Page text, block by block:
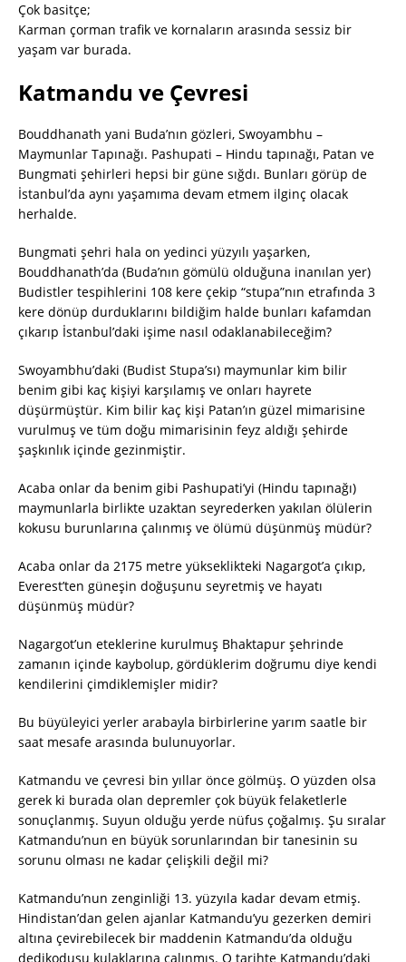
Çok basitçe;
Karman çorman trafik ve kornaların arasında sessiz bir
yaşam var burada.
Katmandu ve Çevresi
Bouddhanath yani Buda’nın gözleri, Swoyambhu –
Maymunlar Tapınağı. Pashupati – Hindu tapınağı, Patan ve
Bungmati şehirleri hepsi bir güne sığdı. Bunları görüp de
İstanbul’da aynı yaşamıma devam etmem ilginç olacak
herhalde.
Bungmati şehri hala on yedinci yüzyılı yaşarken,
Bouddhanath’da (Buda’nın gömülü olduğuna inanılan yer)
Budistler tespihlerini 108 kere çekip “stupa”nın etrafında 3
kere dönüp durduklarını bildiğim halde bunları kafamdan
çıkarıp İstanbul’daki işime nasıl odaklanabileceğim?
Swoyambhu’daki (Budist Stupa’sı) maymunlar kim bilir
benim gibi kaç kişiyi karşılamış ve onları hayrete
düşürmüştür. Kim bilir kaç kişi Patan’ın güzel mimarisine
vurulmuş ve tüm doğu mimarisinin feyz aldığı şehirde
şaşkınlık içinde gezinmiştir.
Acaba onlar da benim gibi Pashupati’yi (Hindu tapınağı)
maymunlarla birlikte uzaktan seyrederken yakılan ölülerin
kokusu burunlarına çalınmış ve ölümü düşünmüş müdür?
Acaba onlar da 2175 metre yükseklikteki Nagargot’a çıkıp,
Everest’ten güneşin doğuşunu seyretmiş ve hayatı
düşünmüş müdür?
Nagargot’un eteklerine kurulmuş Bhaktapur şehrinde
zamanın içinde kaybolup, gördüklerim doğrumu diye kendi
kendilerini çimdiklemişler midir?
Bu büyüleyici yerler arabayla birbirlerine yarım saatle bir
saat mesafe arasında bulunuyorlar.
Katmandu ve çevresi bin yıllar önce gölmüş. O yüzden olsa
gerek ki burada olan depremler çok büyük felaketlerle
sonuçlanmış. Suyun olduğu yerde nüfus çoğalmış. Şu sıralar
Katmandu’nun en büyük sorunlarından bir tanesinin su
sorunu olması ne kadar çelişkili değil mi?
Katmandu’nun zenginliği 13. yüzyıla kadar devam etmiş.
Hindistan’dan gelen ajanlar Katmandu’yu gezerken demiri
altına çevirebilecek bir maddenin Katmandu’da olduğu
dedikodusu kulaklarına çalınmış. O tarihte Katmandu’daki